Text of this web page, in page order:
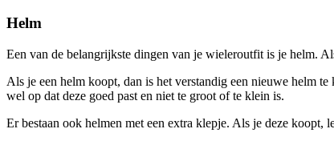
Helm
Een van de belangrijkste dingen van je wieleroutfit is je helm.
Als je een helm koopt, dan is het verstandig een nieuwe helm
wel op dat deze goed past en niet te groot of te klein is.
Er bestaan ook helmen met een extra klepje. Als je deze